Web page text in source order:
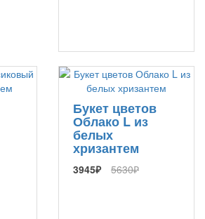
Букет цветов
Облако L из
белых
хризантем
3945₽ 5630₽